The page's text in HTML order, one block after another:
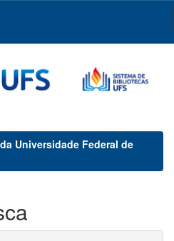
Universidade Federal de